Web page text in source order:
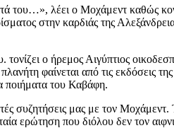
του…», λέει ο Μοχάμεντ καθώς
στην καρδιάς της
ο ήρεμος Αιγύπτιος
φαίνεται από τις εκδόσεις
ποιήματα του Καβάφη.
συζητήσεις μας με τον
ερώτηση που διόλου δεν τον